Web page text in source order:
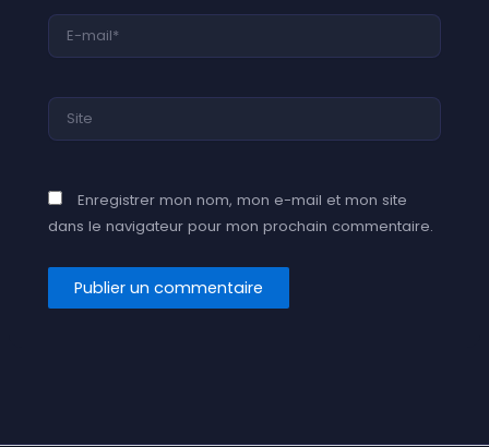
E-
mail*
Site
Enregistrer mon nom, mon e-mail et mon site
dans le navigateur pour mon prochain commentaire.